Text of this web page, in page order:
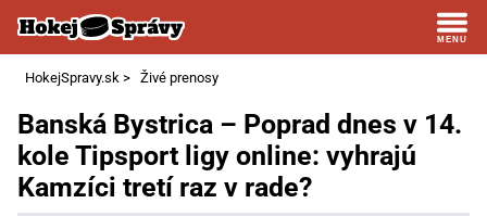
HokejSpravy.sk > Živé prenosy
Banská Bystrica – Poprad dnes v 14.
kole Tipsport ligy online: vyhrajú
Kamzíci tretí raz v rade?